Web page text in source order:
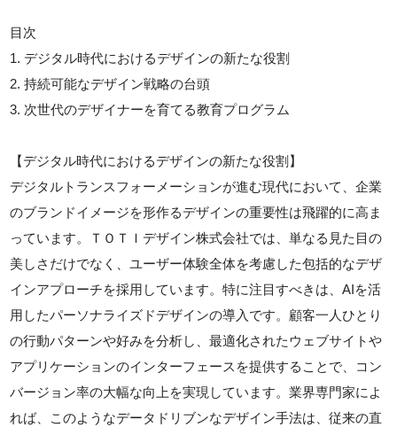
目次
1. デジタル時代におけるデザインの新たな役割
2. 持続可能なデザイン戦略の台頭
3. 次世代のデザイナーを育てる教育プログラム
【デジタル時代におけるデザインの新たな役割】
デジタルトランスフォーメーションが進む現代において、企業
のブランドイメージを形作るデザインの重要性は飛躍的に高ま
っています。ＴＯＴＩデザイン株式会社では、単なる見た目の
美しさだけでなく、ユーザー体験全体を考慮した包括的なデザ
インアプローチを採用しています。特に注目すべきは、AIを活
用したパーソナライズドデザインの導入です。顧客一人ひとり
の行動パターンや好みを分析し、最適化されたウェブサイトや
アプリケーションのインターフェースを提供することで、コン
バージョン率の大幅な向上を実現しています。業界専門家によ
れば、このようなデータドリブンなデザイン手法は、従来の直